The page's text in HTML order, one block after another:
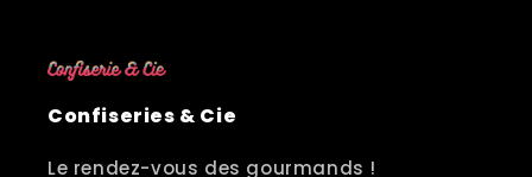
Confiseries & Cie
Le rendez-vous des gourmands !